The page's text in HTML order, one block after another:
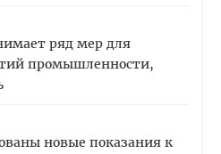
ряд мер для
промышленности,
новые показания к